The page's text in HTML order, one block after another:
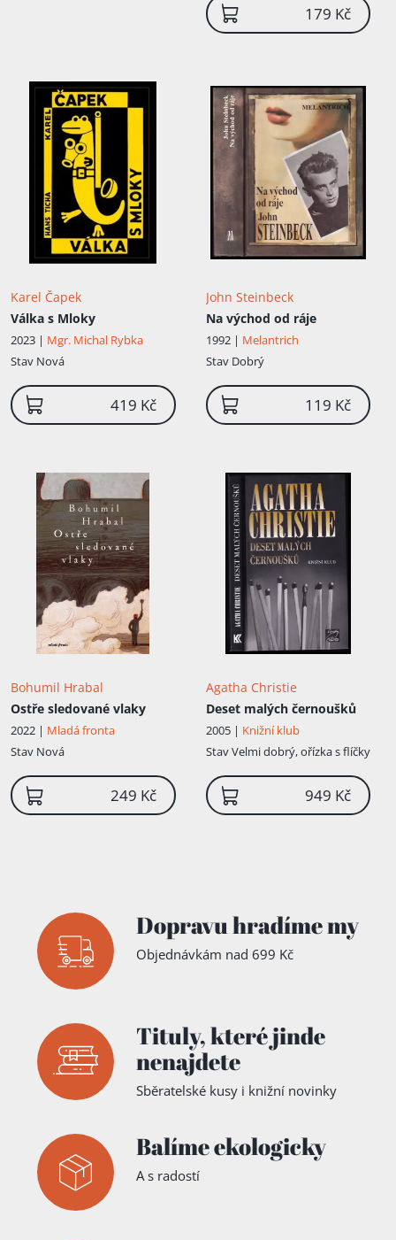
179 Kč
Karel Čapek
Válka s Mloky
2023 | Mgr. Michal Rybka
Stav Nová
419 Kč
John Steinbeck
Na východ od ráje
1992 | Melantrich
Stav Dobrý
119 Kč
Bohumil Hrabal
Ostře sledované vlaky
2022 | Mladá fronta
Stav Nová
249 Kč
Agatha Christie
Deset malých černoušků
2005 | Knižní klub
StavVelmi dobrý, ořízka s flíčky
949 Kč
Dopravu hradíme my
Objednávkám nad 699 Kč
Tituly,které jinde
nenajdete
Sběratelské kusy i knižní novinky
Balíme ekologicky
A s radostí
Přidáno do košíku!